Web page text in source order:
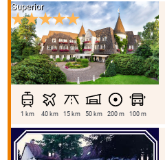
Superior
1 km 40 km 15 km 50 km 200 m 100 m